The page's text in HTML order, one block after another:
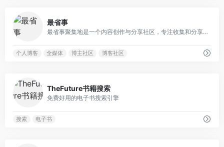
最省事
最省事聚集地是一个内容创作与分享社区，专注收集和分享负责任、有智趣、贴近生活的内容。
个人博客 全媒体 博主社区 博客社区
TheFuture书籍搜索
免费好用的电子书搜索引擎
搜索 电子书